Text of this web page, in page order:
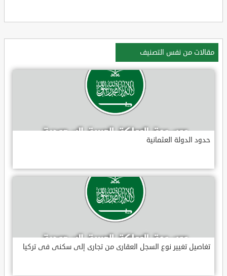
مقالات من نفس التصنيف
حدود الدولة العثمانية
تغاصيل تغيير نوع السجل العقارى من تجارى إلى سكنى فى تركيا